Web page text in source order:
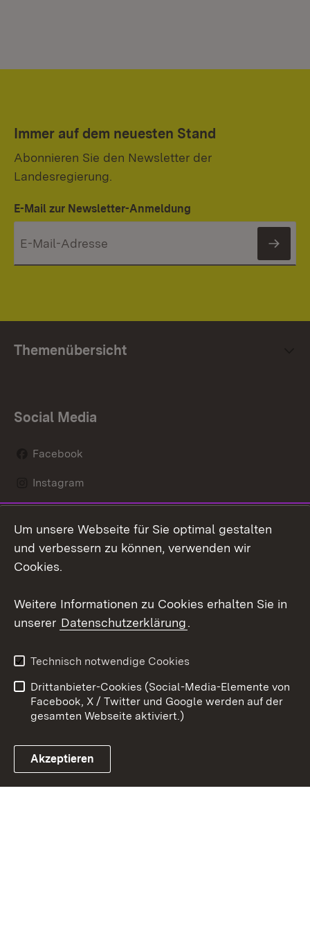
Immer auf dem neuesten Stand
Abonnieren Sie den Newsletter der
Landesregierung.
E-Mail zur Newsletter-Anmeldung
Themenübersicht
Social Media
Facebook
Instagram
Mastodon
Youtube
Link zum Landesportal
Kontakt
Datenschutz
Barrierefreiheit
Impressum Cookies
Um unsere Webseite für Sie optimal gestalten
und verbessern zu können, verwenden wir
Cookies.
Weitere Informationen zu Cookies erhalten Sie in
unserer Datenschutzerklärung.
Technisch notwendige Cookies
Drittanbieter-Cookies (Social-Media-Elemente von
Facebook, X / Twitter und Google werden auf der
gesamten Webseite aktiviert.)
Akzeptieren